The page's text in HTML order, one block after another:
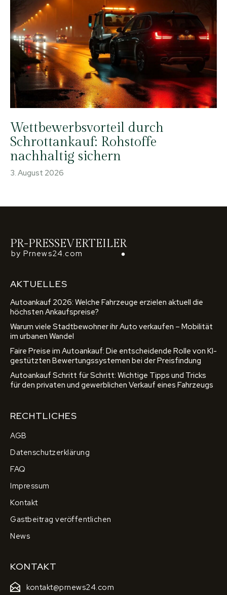
Wettbewerbsvorteil durch
Schrottankauf: Rohstoffe
nachhaltig sichern
3. August 2026
PR-PRESSEVERTEILER
by Prnews24.com
AKTUELLES
Autoankauf 2026: Welche Fahrzeuge erzielen aktuell die
höchsten Ankaufspreise?
Warum viele Stadtbewohner ihr Auto verkaufen – Mobilität
im urbanen Wandel
Faire Preise im Autoankauf: Die entscheidende Rolle von KI-
gestützten Bewertungssystemen bei der Preisfindung
Autoankauf Schritt für Schritt: Wichtige Tipps und Tricks
für den privaten und gewerblichen Verkauf eines Fahrzeugs
RECHTLICHES
AGB
Datenschutzerklärung
FAQ
Impressum
Kontakt
Gastbeitrag veröffentlichen
News
KONTAKT
kontakt@prnews24.com